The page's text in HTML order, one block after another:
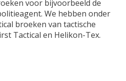
voor bijvoorbeeld de
We hebben onder
broeken van tactische
Tactical en Helikon-Tex.